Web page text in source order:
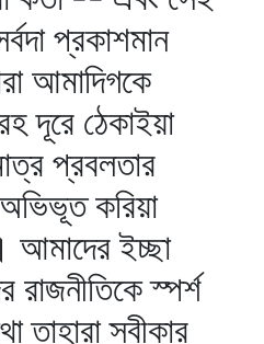
প্রকাশমান
আমাদিগকে
দূরে ঠেকাইয়া
প্রবলতার
করিয়া
আমাদের ইচ্ছা
রাজনীতিকে স্পর্শ
তাহারা স্বীকার